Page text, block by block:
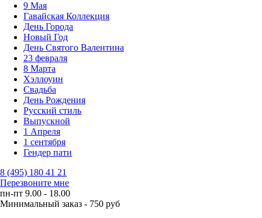
9 Мая
Гавайская Коллекция
День Города
Новый Год
День Святого Валентина
23 февраля
8 Марта
Хэллоуин
Свадьба
День Рождения
Русский стиль
Выпускной
1 Апреля
1 сентября
Гендер пати
8 (495) 180 41 21
Перезвоните мне
пн-пт 9.00 - 18.00
Минимальный заказ - 750 руб